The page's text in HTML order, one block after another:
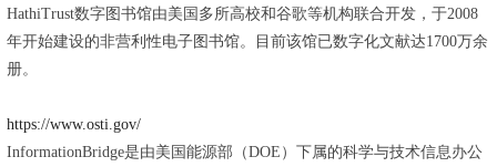
HathiTrust数字图书馆由美国多所高校和谷歌等机构联合开发，于2008
年开始建设的非营利性电子图书馆。目前该馆已数字化文献达1700万余
册。
https://www.osti.gov/
InformationBridge是由美国能源部（DOE）下属的科学与技术信息办公